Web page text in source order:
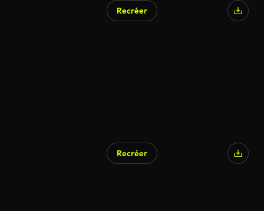
Recréer
Recréer